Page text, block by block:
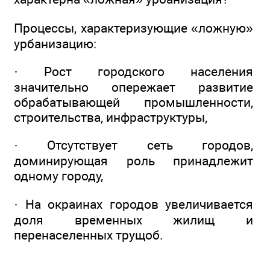
Процессы, характеризующие «ложную»
урбанизацию:
· Рост городского населения
значительно опережает развитие
обрабатывающей промышленности,
строительства, инфраструктуры,
· Отсутствует сеть городов,
доминирующая роль принадлежит
одному городу,
· На окраинах городов увеличивается
доля временных жилищ и
перенаселенных трущоб.